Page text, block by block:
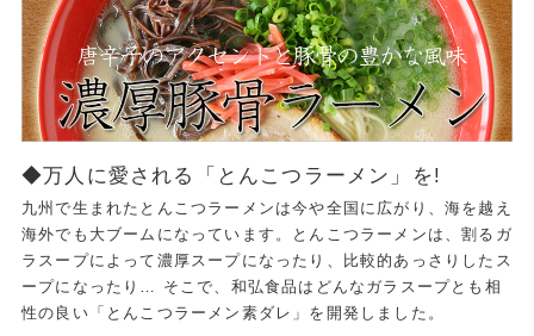
◆万人に愛される「とんこつラーメン」を!
九州で生まれたとんこつラーメンは今や全国に広がり、海を越え
海外でも大ブームになっています。とんこつラーメンは、割るガ
ラスープによって濃厚スープになったり、比較的あっさりしたス
ープになったり… そこで、和弘食品はどんなガラスープとも相
性の良い「とんこつラーメン素ダレ」を開発しました。